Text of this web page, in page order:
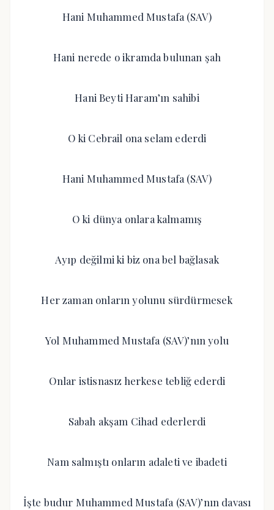
Hani Muhammed Mustafa (SAV)
Hani nerede o ikramda bulunan şah
Hani Beyti Haram’ın sahibi
O ki Cebrail ona selam ederdi
Hani Muhammed Mustafa (SAV)
O ki dünya onlara kalmamış
Ayıp değilmi ki biz ona bel bağlasak
Her zaman onların yolunu sürdürmesek
Yol Muhammed Mustafa (SAV)’nın yolu
Onlar istisnasız herkese tebliğ ederdi
Sabah akşam Cihad ederlerdi
Nam salmıştı onların adaleti ve ibadeti
İşte budur Muhammed Mustafa (SAV)’nın davası